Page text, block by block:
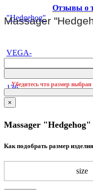
Отзывы о
Massager
Убедитесь что размер
×
Massager
Как подобрать размер
size